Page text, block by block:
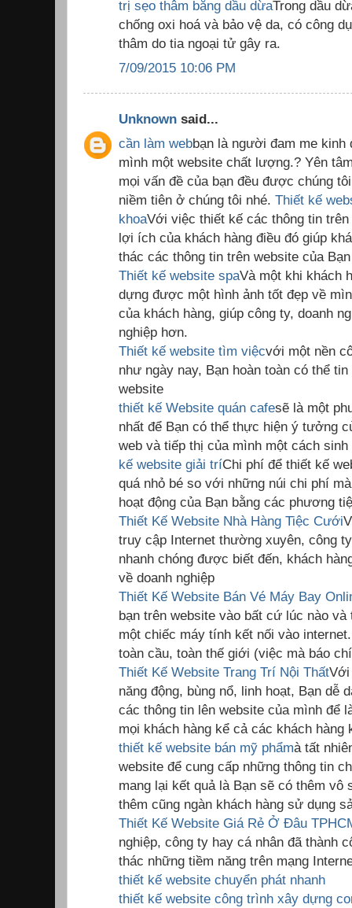
trị sẹo thâm bằng dầu dừaTrong dầu
chống oxi hoá và bảo vệ da, có công
thâm do tia ngoại tử gây ra.
7/09/2015 10:06 PM
Unknown said...
cần làm webbạn là người đam me kinh
mình một website chất lượng.? Yên
mọi vấn đề của bạn đều được chúng
niềm tiên ở chúng tôi nhé. Thiết kế
khoaVới việc thiết kế các thông tin
lợi ích của khách hàng điều đó giúp
thác các thông tin trên website của Bạn
Thiết kế website spaVà một khi khách
dựng được một hình ảnh tốt đẹp về
của khách hàng, giúp công ty, doanh
nghiệp hơn.
Thiết kế website tìm việcvới một nền
như ngày nay, Bạn hoàn toàn có thể
website
thiết kế Website quán cafesẽ là một
nhất để Bạn có thể thực hiện ý tưởng
web và tiếp thị của mình một cách
kế website giải tríChi phí để thiết kế
quá nhỏ bé so với những núi chi phí
hoạt động của Bạn bằng các phương
Thiết Kế Website Nhà Hàng Tiệc Cưới
truy cập Internet thường xuyên, công
nhanh chóng được biết đến, khách
về doanh nghiệp
Thiết Kế Website Bán Vé Máy Bay
bạn trên website vào bất cứ lúc nào
một chiếc máy tính kết nối vào
toàn cầu, toàn thế giới (việc mà báo
Thiết Kế Website Trang Trí Nội ThấtVới
năng động, bùng nổ, linh hoạt, Bạn dễ
các thông tin lên website của mình để
mọi khách hàng kể cả các khách hàng
thiết kế website bán mỹ phẩmà tất
website để cung cấp những thông tin
mang lại kết quả là Bạn sẽ có thêm vô
thêm cũng ngàn khách hàng sử dụng
Thiết Kế Website Giá Rẻ Ở Đâu
nghiệp, công ty hay cá nhân đã thành
thác những tiềm năng trên mạng
thiết kế website chuyển phát nhanh
thiết kế website công trình xây dựng